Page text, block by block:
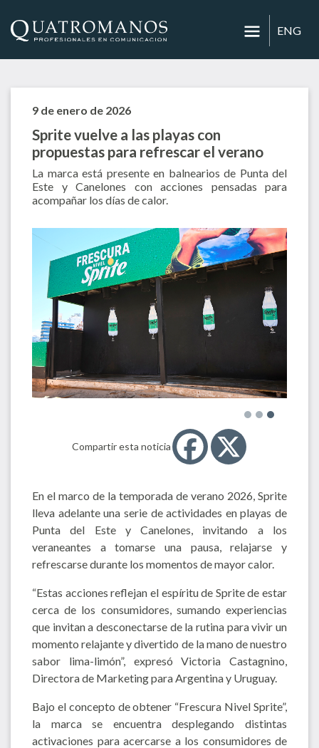
ENG
9 de enero de 2026
Sprite vuelve a las playas con
propuestas para refrescar el verano
La marca está presente en balnearios de Punta del
Este y Canelones con acciones pensadas para
acompañar los días de calor.
Compartir esta noticia
En el marco de la temporada de verano 2026, Sprite
lleva adelante una serie de actividades en playas de
Punta del Este y Canelones, invitando a los
veraneantes a tomarse una pausa, relajarse y
refrescarse durante los momentos de mayor calor.
“Estas acciones reflejan el espíritu de Sprite de estar
cerca de los consumidores, sumando experiencias
que invitan a desconectarse de la rutina para vivir un
momento relajante y divertido de la mano de nuestro
sabor lima-limón”, expresó Victoria Castagnino,
Directora de Marketing para Argentina y Uruguay.
Bajo el concepto de obtener “Frescura Nivel Sprite”,
la marca se encuentra desplegando distintas
activaciones para acercarse a los consumidores de